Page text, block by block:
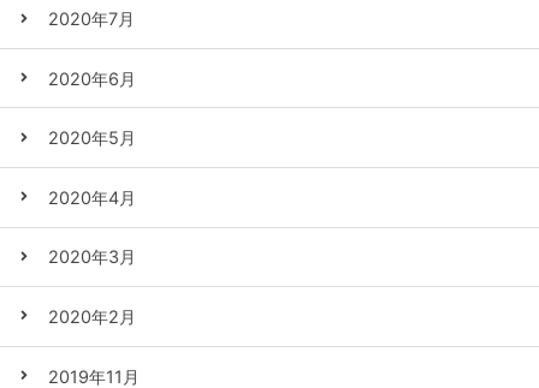
2020年7月
2020年6月
2020年5月
2020年4月
2020年3月
2020年2月
2019年11月